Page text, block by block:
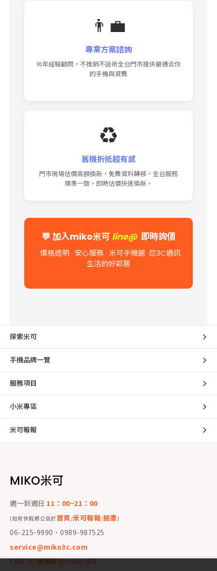
👨‍💼
專業方案諮詢
16年經驗顧問，不推銷不話術全台門市提供最適合你
的手機與資費
♻️
舊機折抵超有感
門市現場估價高額換新，免費資料轉移，全台服務
標準一致，即時估價快速換新。
💬 加入miko米可 line@ 即時詢價
價格透明 · 安心服務 · 米可手機館·您3C通訊
生活的好鄰居
探索米可
手機品牌一覽
服務項目
小米專區
米可報報
MIKO米可
週一到週日 11：00~21：00
(如有休假將公告於首頁/米可報報/臉書)
06-215-9990、0989-987525
service@miko3c.com
LINE ID 請搜尋 @miko168